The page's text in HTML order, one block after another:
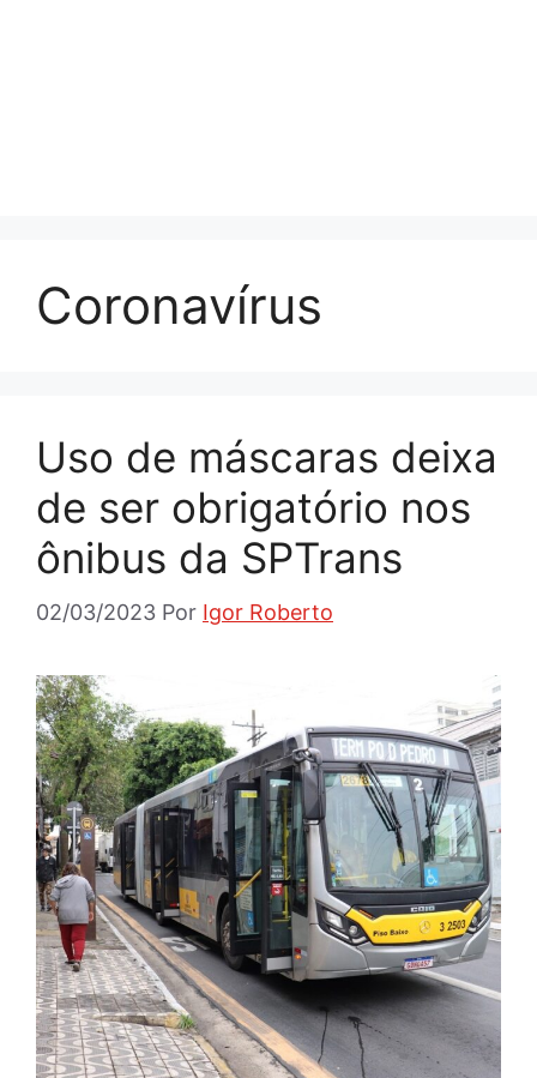
Coronavírus
Uso de máscaras deixa
de ser obrigatório nos
ônibus da SPTrans
02/03/2023 Por Igor Roberto